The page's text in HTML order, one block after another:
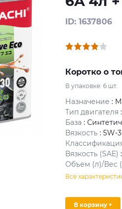
ID: 1637806
Коротко о
В упаковке:6 шт.
Назначение :
Тип двигателя
База :
Вязкость : 5W-
Вязкость (SAE)
Объем (л)/Вес
Все
В корзину +